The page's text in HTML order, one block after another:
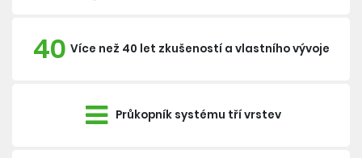
40 Více než 40 let zkušeností a vlastního vývoje
Průkopník systému tří vrstev